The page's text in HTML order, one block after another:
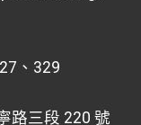
、329
路三段 220 號